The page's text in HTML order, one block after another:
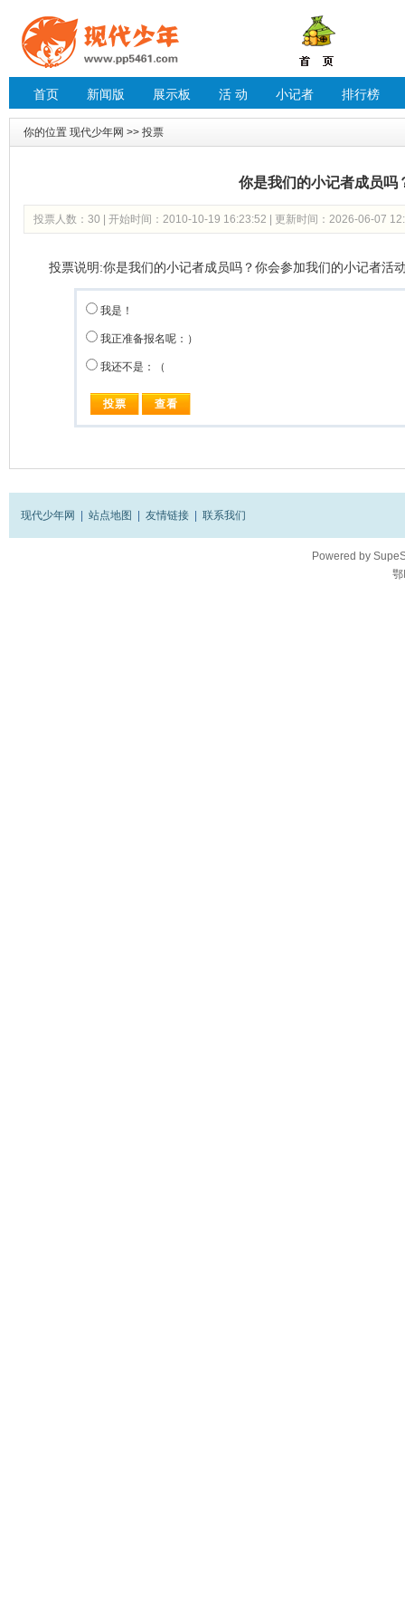
首页 新闻版 展示板 活 动 小记者 排行榜
你的位置 现代少年网 >> 投票
你是我们的小记者成员吗
投票人数：30 | 开始时间：2010-10-19 16:23:52 | 更新时间：2026-06-07
投票说明:你是我们的小记者成员吗？你会参加我们的小记者活
我是！
我正准备报名呢：）
我还不是：（
现代少年网 站点地图 友情链接 联系我们
Powered by